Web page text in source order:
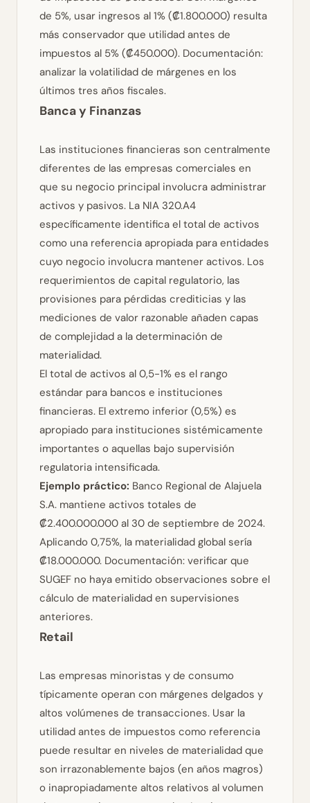
de 5%, usar ingresos al 1% (₡1.800.000) resulta
más conservador que utilidad antes de
impuestos al 5% (₡450.000). Documentación:
analizar la volatilidad de márgenes en los
últimos tres años fiscales.
Banca y Finanzas
Las instituciones financieras son centralmente
diferentes de las empresas comerciales en
que su negocio principal involucra administrar
activos y pasivos. La NIA 320.A4
específicamente identifica el total de activos
como una referencia apropiada para entidades
cuyo negocio involucra mantener activos. Los
requerimientos de capital regulatorio, las
provisiones para pérdidas crediticias y las
mediciones de valor razonable añaden capas
de complejidad a la determinación de
materialidad.
El total de activos al 0,5-1% es el rango
estándar para bancos e instituciones
financieras. El extremo inferior (0,5%) es
apropiado para instituciones sistémicamente
importantes o aquellas bajo supervisión
regulatoria intensificada.
Ejemplo práctico: Banco Regional de Alajuela
S.A. mantiene activos totales de
₡2.400.000.000 al 30 de septiembre de 2024.
Aplicando 0,75%, la materialidad global sería
₡18.000.000. Documentación: verificar que
SUGEF no haya emitido observaciones sobre el
cálculo de materialidad en supervisiones
anteriores.
Retail
Las empresas minoristas y de consumo
típicamente operan con márgenes delgados y
altos volúmenes de transacciones. Usar la
utilidad antes de impuestos como referencia
puede resultar en niveles de materialidad que
son irrazonablemente bajos (en años magros)
o inapropiadamente altos relativos al volumen